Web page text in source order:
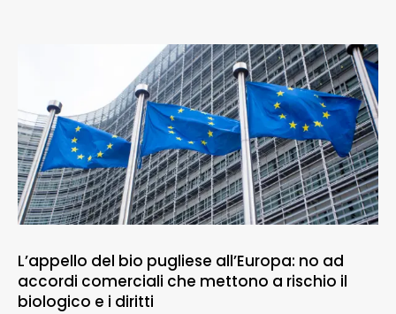
L’appello del bio pugliese all’Europa: no ad
accordi comerciali che mettono a rischio il
biologico e i diritti